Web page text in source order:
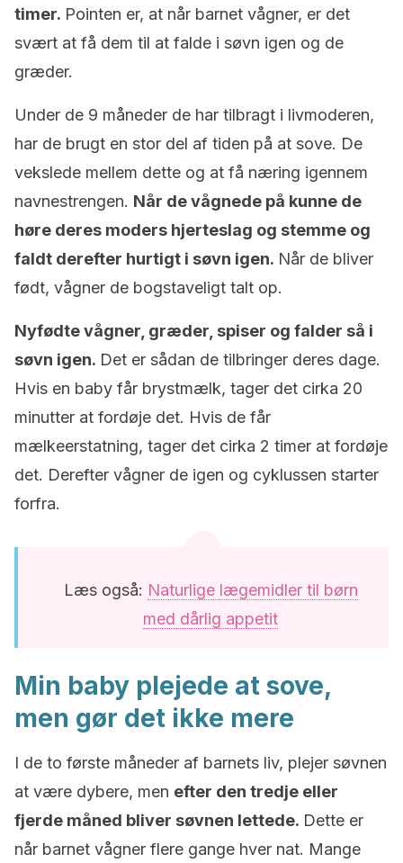
timer. Pointen er, at når barnet vågner, er det
svært at få dem til at falde i søvn igen og de
græder.
Under de 9 måneder de har tilbragt i livmoderen,
har de brugt en stor del af tiden på at sove. De
vekslede mellem dette og at få næring igennem
navnestrengen. Når de vågnede på kunne de
høre deres moders hjerteslag og stemme og
faldt derefter hurtigt i søvn igen. Når de bliver
født, vågner de bogstaveligt talt op.
Nyfødte vågner, græder, spiser og falder så i
søvn igen. Det er sådan de tilbringer deres dage.
Hvis en baby får brystmælk, tager det cirka 20
minutter at fordøje det. Hvis de får
mælkeerstatning, tager det cirka 2 timer at fordøje
det. Derefter vågner de igen og cyklussen starter
forfra.
Læs også: Naturlige lægemidler til børn
med dårlig appetit
Min baby plejede at sove,
men gør det ikke mere
I de to første måneder af barnets liv, plejer søvnen
at være dybere, men efter den tredje eller
fjerde måned bliver søvnen lettede. Dette er
når barnet vågner flere gange hver nat. Mange